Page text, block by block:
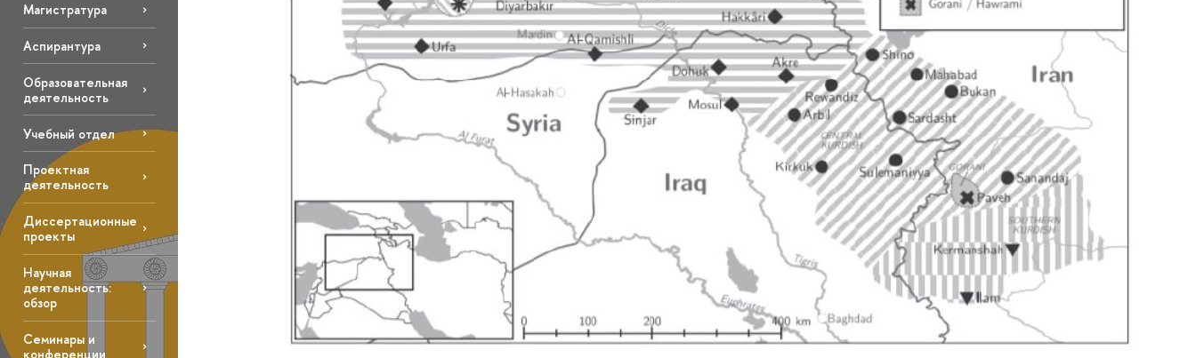
Магистратура
Аспирантура
Образовательная
деятельность
Учебный отдел
Проектная
деятельность
Диссертационные
проекты
Научная
деятельность:
обзор
Семинары и
конференции